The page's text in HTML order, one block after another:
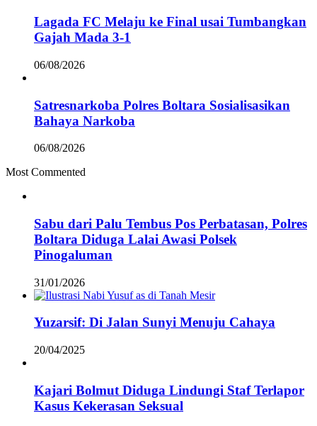
Lagada FC Melaju ke Final usai Tumbangkan
Gajah Mada 3-1
06/08/2026
Satresnarkoba Polres Boltara Sosialisasikan
Bahaya Narkoba
06/08/2026
Most Commented
Sabu dari Palu Tembus Pos Perbatasan, Polres
Boltara Diduga Lalai Awasi Polsek
Pinogaluman
31/01/2026
Yuzarsif: Di Jalan Sunyi Menuju Cahaya
20/04/2025
Kajari Bolmut Diduga Lindungi Staf Terlapor
Kasus Kekerasan Seksual